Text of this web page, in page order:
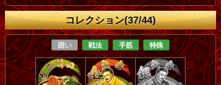
コレクション(37/44)
囲い 戦法 手筋 特殊